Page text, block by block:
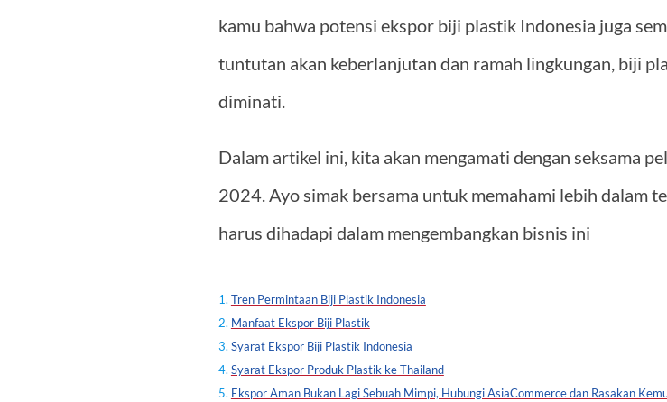
kamu bahwa potensi ekspor biji plastik Indonesia juga
tuntutan akan keberlanjutan dan ramah lingkungan, biji
diminati.
Dalam artikel ini, kita akan mengamati dengan seksama
2024. Ayo simak bersama untuk memahami lebih dalam
harus dihadapi dalam mengembangkan bisnis ini
Tren Permintaan Biji Plastik Indonesia
Manfaat Ekspor Biji Plastik
Syarat Ekspor Biji Plastik Indonesia
Syarat Ekspor Produk Plastik ke Thailand
Ekspor Aman Bukan Lagi Sebuah Mimpi, Hubungi AsiaCommerce dan Rasakan